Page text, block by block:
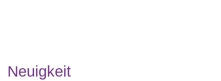
Neuigkeit